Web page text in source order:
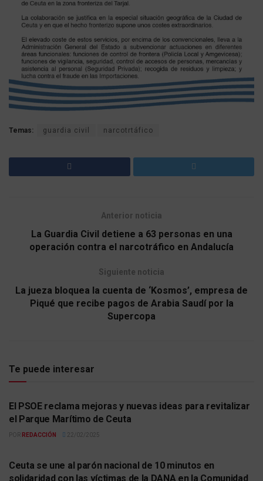
Temas: guardia civil narcotrtáfico
Anterior noticia
La Guardia Civil detiene a 63 personas en una
operación contra el narcotráfico en Andalucía
Siguiente noticia
La jueza bloquea la cuenta de ‘Kosmos’, empresa de
Piqué que recibe pagos de Arabia Saudí por la
Supercopa
Te puede interesar
ACTUALIDAD
El PSOE reclama mejoras y nuevas ideas para revitalizar
el Parque Marítimo de Ceuta
POR REDACCIÓN 22/02/2025
Ceuta se une al parón nacional de 10 minutos en
solidaridad con las víctimas de la DANA en la Comunidad